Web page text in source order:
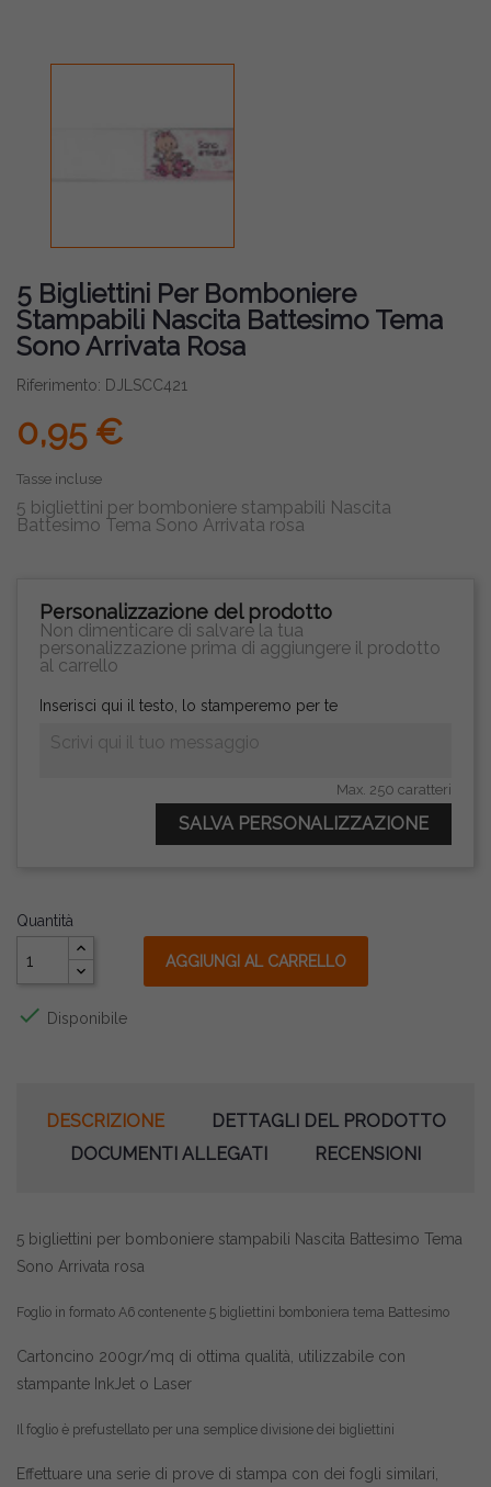
5 Bigliettini Per Bomboniere
Stampabili Nascita Battesimo Tema
Sono Arrivata Rosa
Riferimento: DJLSCC421
0,95 €
Tasse incluse
5 bigliettini per bomboniere stampabili Nascita
Battesimo Tema Sono Arrivata rosa
Personalizzazione del prodotto
Non dimenticare di salvare la tua
personalizzazione prima di aggiungere il prodotto
al carrello
Inserisci qui il testo, lo stamperemo per te
Max. 250 caratteri
SALVA PERSONALIZZAZIONE
Quantità
AGGIUNGI AL CARRELLO
 Disponibile
DESCRIZIONE
DETTAGLI DEL PRODOTTO
DOCUMENTI ALLEGATI
RECENSIONI
5 bigliettini per bomboniere stampabili Nascita Battesimo Tema
Sono Arrivata rosa
Foglio in formato A6 contenente 5 bigliettini bomboniera tema Battesimo
Cartoncino 200gr/mq di ottima qualità, utilizzabile con
stampante InkJet o Laser
Il foglio è prefustellato per una semplice divisione dei bigliettini
Effettuare una serie di prove di stampa con dei fogli similari,